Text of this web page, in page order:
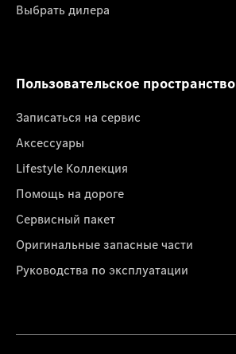
Выбрать дилера
Пользовательское пространство
Записаться на сервис
Аксессуары
Lifestyle Коллекция
Помощь на дороге
Сервисный пакет
Оригинальные запасные части
Руководства по эксплуатации